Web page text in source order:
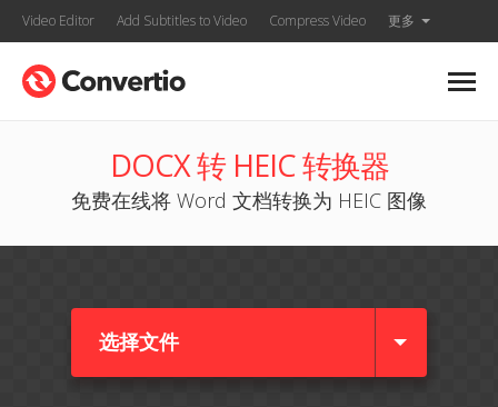
Video Editor Add Subtitles to Video Compress Video 更多
DOCX 转 HEIC 转换器
免费在线将 Word 文档转换为 HEIC 图像
选择文件